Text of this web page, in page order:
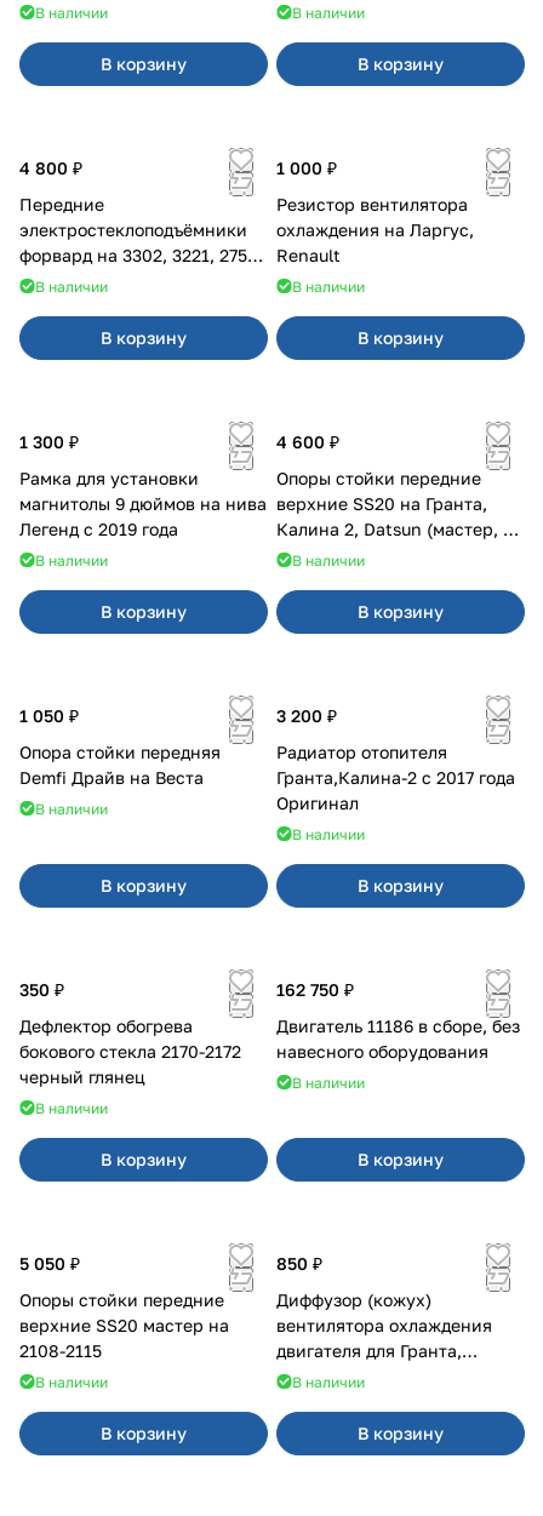
В наличии
В корзину
В наличии
В корзину
4 800 ₽
Передние
электростеклоподъёмники
форвард на 3302, 3221, 2752,
2217В наличии
В корзину
1 000 ₽
Резистор вентилятора
охлаждения на Ларгус,
Renault
В наличии
В корзину
1 300 ₽
Рамка для установки
магнитолы 9 дюймов на нива
Легенд с 2019 года
В наличии
В корзину
4 600 ₽
Опоры стойки передние
верхние SS20 на Гранта,
Калина 2, Datsun (мастер, с
ЭлУР, с подшипником) 2шт
В наличии
В корзину
1 050 ₽
Опора стойки передняя
Demfi Драйв на Веста
В наличии
В корзину
3 200 ₽
Радиатор отопителя
Гранта,Калина-2 с 2017 года
Оригинал
В наличии
В корзину
350 ₽
Дефлектор обогрева
бокового стекла 2170-2172
черный глянец
В наличии
В корзину
162 750 ₽
Двигатель 11186 в сборе, без
навесного оборудования
В наличии
В корзину
5 050 ₽
Опоры стойки передние
верхние SS20 мастер на
2108-2115
В наличии
В корзину
850 ₽
Диффузор (кожух)
вентилятора охлаждения
двигателя для Гранта,
Калина-2, Датсун нового
В наличии
В корзину